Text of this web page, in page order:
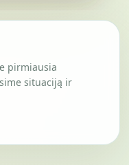
pirmiausia
situaciją ir